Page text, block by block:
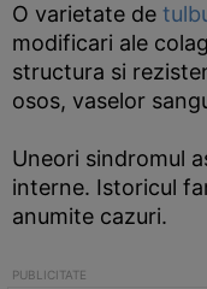
O varietate de
modificari ale
structura si
osos, vaselor
Uneori sindromul
interne. Istoricul
anumite cazuri.